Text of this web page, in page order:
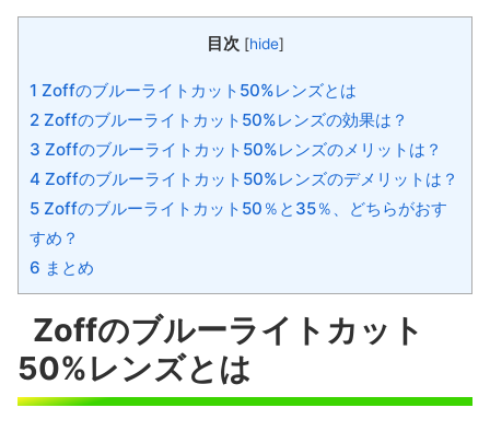
目次 [hide]
1 Zoffのブルーライトカット50%レンズとは
2 Zoffのブルーライトカット50%レンズの効果は？
3 Zoffのブルーライトカット50%レンズのメリットは？
4 Zoffのブルーライトカット50%レンズのデメリットは？
5 Zoffのブルーライトカット50％と35％、どちらがおす
すめ？
6 まとめ
Zoffのブルーライトカット
50%レンズとは